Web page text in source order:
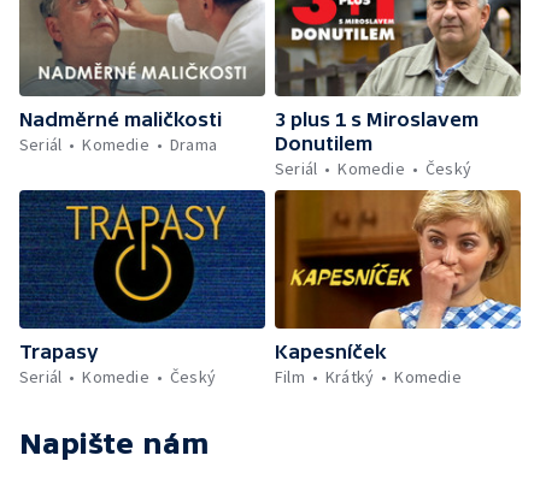
Nadměrné maličkosti
Seriál
Komedie Drama
3 plus 1 s Miroslavem
Donutilem
Seriál
Komedie Český
Trapasy
Seriál
Komedie Český
Kapesníček
Film
Krátký Komedie
Napište nám